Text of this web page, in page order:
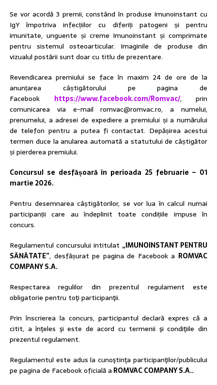
Se vor acordă 3 premii, constând în produse Imunoinstant cu
IgY împotriva infecțiilor cu diferiți patogeni și pentru
imunitate, unguente și creme Imunoinstant și comprimate
pentru sistemul osteoarticular. Imaginile de produse din
vizualul postării sunt doar cu titlu de prezentare.
Revendicarea premiului se face în maxim 24 de ore de la
anunțarea câștigătorului pe pagina de
Facebook https://www.facebook.com/Romvac/, prin
comunicarea via e-mail romvac@romvac.ro, a numelui,
prenumelui, a adresei de expediere a premiului și a numărului
de telefon pentru a putea fi contactat. Depășirea acestui
termen duce la anularea automată a statutului de câștigător
și pierderea premiului.
Concursul se desfășoară în perioada 25 februarie – 01
martie 2026.
Pentru desemnarea câștigătorilor, se vor lua în calcul numai
participanții care au îndeplinit toate condițiile impuse în
concurs.
Regulamentul concursului intitulat „IMUNOINSTANT PENTRU
SĂNĂTATE”, desfășurat pe pagina de Facebook a ROMVAC
COMPANY S.A.
Respectarea regulilor din prezentul regulament este
obligatorie pentru toţi participanţii.
Prin înscrierea la concurs, participantul declară expres că a
citit, a înţeles şi este de acord cu termenii şi condiţiile din
prezentul regulament.
Regulamentul este adus la cunoştinţa participanţilor/publicului
pe pagina de Facebook oficială a ROMVAC COMPANY S.A..